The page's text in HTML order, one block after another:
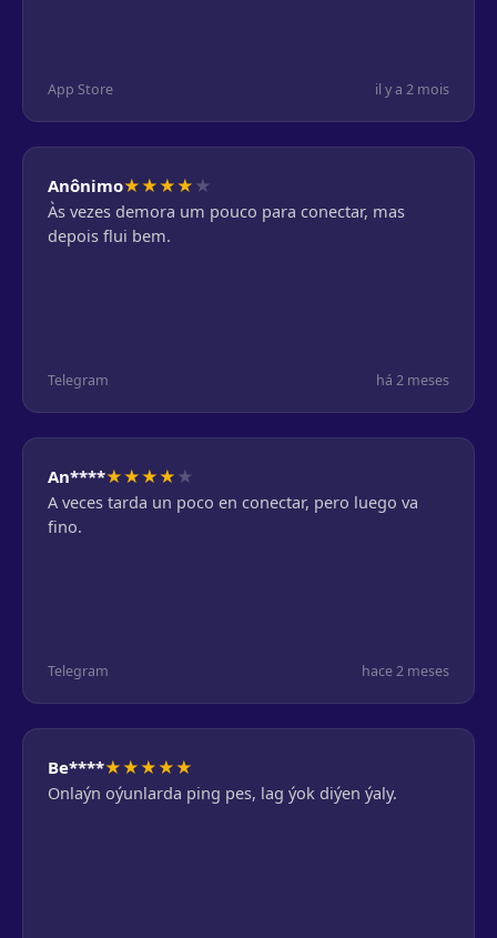
App Store il y a 2 mois
Anônimo★★★★ ★
Às vezes demora um pouco para conectar, mas
depois flui bem.
Telegram há 2 meses
An****★★★★ ★
A veces tarda un poco en conectar, pero luego va
fino.
Telegram hace 2 meses
Be****★★★★★
Onlaýn oýunlarda ping pes, lag ýok diýen ýaly.